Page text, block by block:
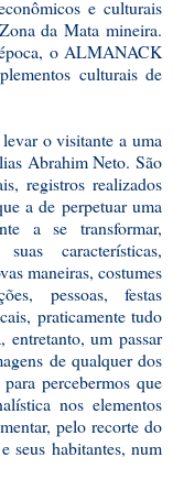
e culturais
da Mata mineira.
o ALMANACK
culturais de
o visitante a uma
Abrahim Neto. São
registros realizados
a de perpetuar uma
a se transformar,
características,
maneiras, costumes
pessoas, festas
praticamente tudo
entretanto, um passar
de qualquer dos
percebermos que
nos elementos
pelo recorte do
seus habitantes, num